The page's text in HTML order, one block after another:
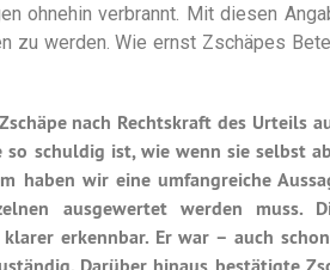
ohnehin verbrannt. Mit diesen
zu werden. Wie ernst Zschäpes
nach Rechtskraft des Urteils
so schuldig ist, wie wenn sie selbst
haben wir eine umfangreiche
ausgewertet werden muss.
erkennbar. Er war – auch